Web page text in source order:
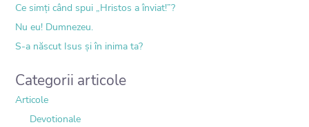
Ce simți când spui „Hristos a înviat!”?
Nu eu! Dumnezeu.
S-a născut Isus și în inima ta?
Categorii articole
Articole
Devotionale